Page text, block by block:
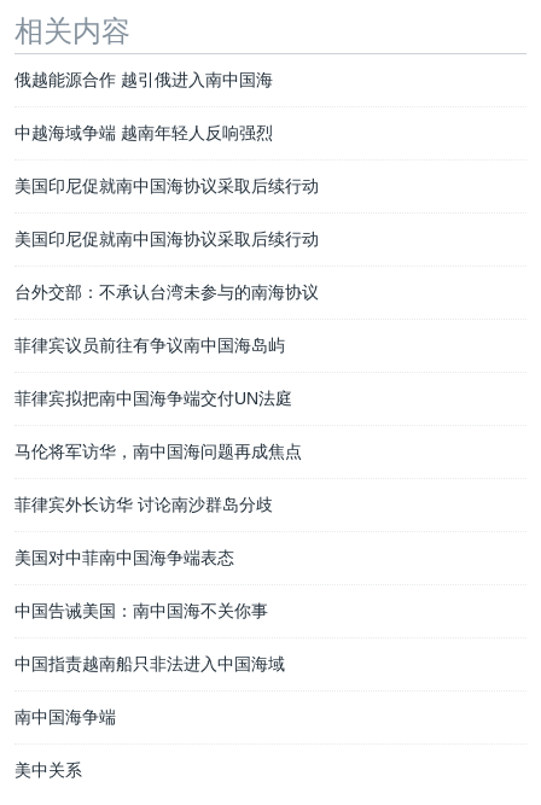
相关内容
俄越能源合作 越引俄进入南中国海
中越海域争端 越南年轻人反响强烈
美国印尼促就南中国海协议采取后续行动
美国印尼促就南中国海协议采取后续行动
台外交部：不承认台湾未参与的南海协议
菲律宾议员前往有争议南中国海岛屿
菲律宾拟把南中国海争端交付UN法庭
马伦将军访华，南中国海问题再成焦点
菲律宾外长访华 讨论南沙群岛分歧
美国对中菲南中国海争端表态
中国告诫美国：南中国海不关你事
中国指责越南船只非法进入中国海域
南中国海争端
美中关系